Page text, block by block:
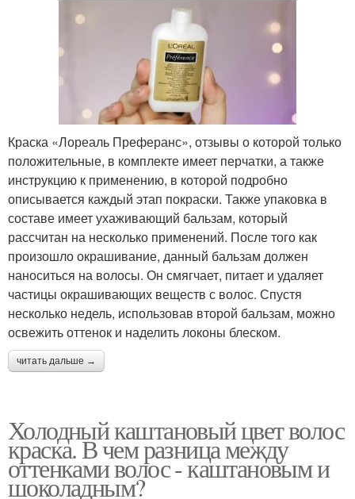
Краска «Лореаль Преферанс», отзывы о которой только
положительные, в комплекте имеет перчатки, а также
инструкцию к применению, в которой подробно
описывается каждый этап покраски. Также упаковка в
составе имеет ухаживающий бальзам, который
рассчитан на несколько применений. После того как
произошло окрашивание, данный бальзам должен
наноситься на волосы. Он смягчает, питает и удаляет
частицы окрашивающих веществ с волос. Спустя
несколько недель, использовав второй бальзам, можно
освежить оттенок и наделить локоны блеском.
читать дальше →
Холодный каштановый цвет волос
краска. В чем разница между
оттенками волос - каштановым и
шоколадным?